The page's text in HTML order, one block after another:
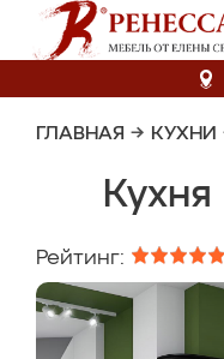
ГЛАВНАЯ → КУХНИ
Рейтинг: